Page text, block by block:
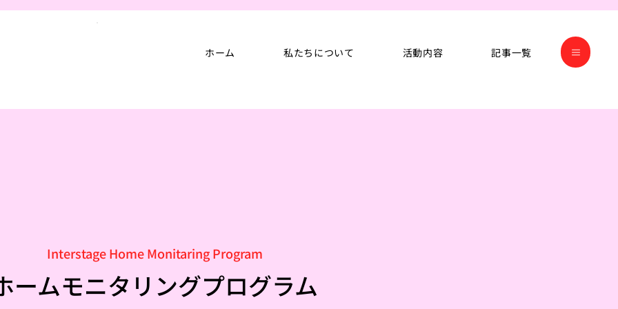
ホーム 私たちについて 活動内容 記事一覧
Interstage Home Monitaring Program
ームモニタリングプログラム